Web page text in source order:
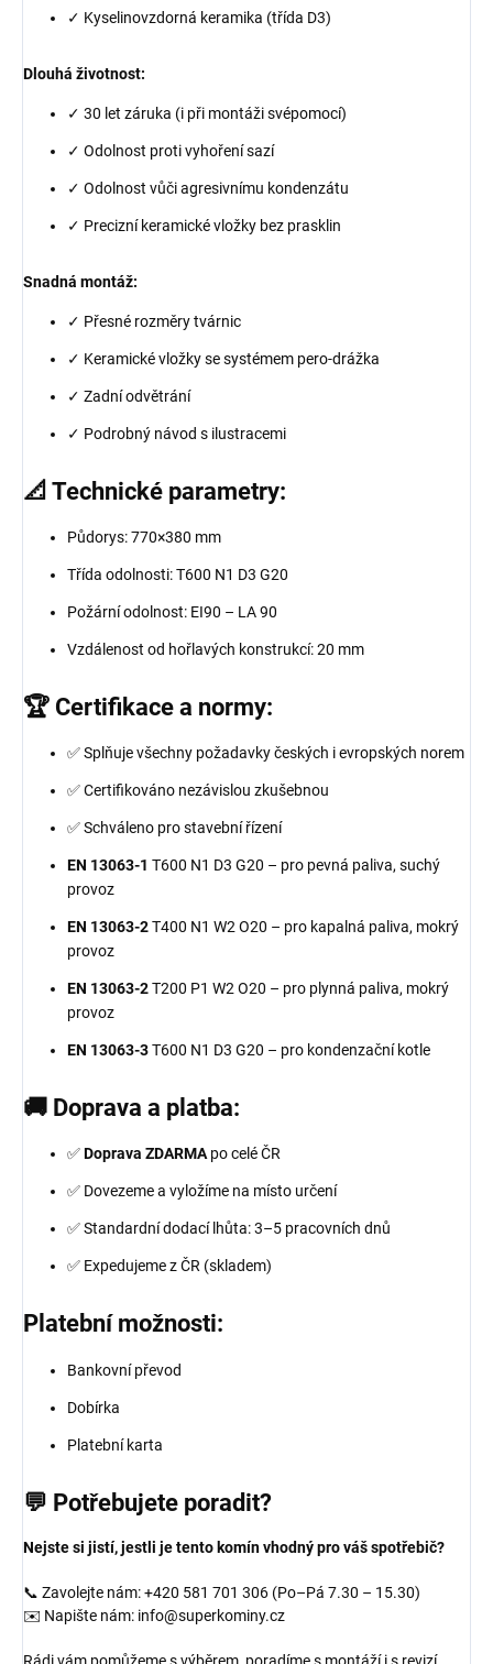
✓ Kyselinovzdorná keramika (třída D3)
Dlouhá životnost:
✓ 30 let záruka (i při montáži svépomocí)
✓ Odolnost proti vyhoření sazí
✓ Odolnost vůči agresivnímu kondenzátu
✓ Precizní keramické vložky bez prasklin
Snadná montáž:
✓ Přesné rozměry tvárnic
✓ Keramické vložky se systémem pero-drážka
✓ Zadní odvětrání
✓ Podrobný návod s ilustracemi
📐 Technické parametry:
Půdorys: 770×380 mm
Třída odolnosti: T600 N1 D3 G20
Požární odolnost: EI90 – LA 90
Vzdálenost od hořlavých konstrukcí: 20 mm
🏆 Certifikace a normy:
✅ Splňuje všechny požadavky českých i evropských norem
✅ Certifikováno nezávislou zkušebnou
✅ Schváleno pro stavební řízení
EN 13063-1 T600 N1 D3 G20 – pro pevná paliva, suchý
provoz
EN 13063-2T400 N1 W2 O20 – pro kapalná paliva, mokrý
provoz
EN 13063-2T200 P1 W2 O20 – pro plynná paliva, mokrý
provoz
EN 13063-3T600 N1 D3 G20 – pro kondenzační kotle
🚚 Doprava a platba:
✅Doprava ZDARMApo celé ČR
✅ Dovezeme a vyložíme na místo určení
✅ Standardní dodací lhůta: 3–5 pracovních dnů
✅ Expedujeme z ČR (skladem)
Platební možnosti:
Bankovní převod
Dobírka
Platební karta
💬 Potřebujete poradit?
Nejste si jistí, jestli je tento komín vhodný pro váš spotřebič?
📞 Zavolejte nám: +420 581 701 306 (Po–Pá 7.30 – 15.30)
✉️ Napište nám: info@superkominy.cz
Rádi vám pomůžeme s výběrem, poradíme s montáží i s revizí.